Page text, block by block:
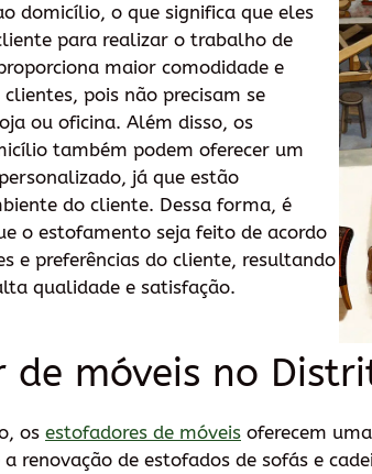
domicílio, o que significa que eles
para realizar o trabalho de
maior comodidade e
pois não precisam se
ou oficina. Além disso, os
também podem oferecer um
já que estão
do cliente. Dessa forma, é
o estofamento seja feito de acordo
e preferências do cliente, resultando
qualidade e satisfação.
de móveis no
os estofadores de móveis oferecem
renovação de estofados de sofás e